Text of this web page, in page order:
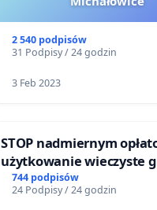
2 540 podpisów
31 Podpisy / 24 godzin
3 Feb 2023
STOP nadmiernym
użytkowanie wieczyste
zajmowanych przez
ogrody działkowe.
744 podpisów
24 Podpisy / 24 godzin